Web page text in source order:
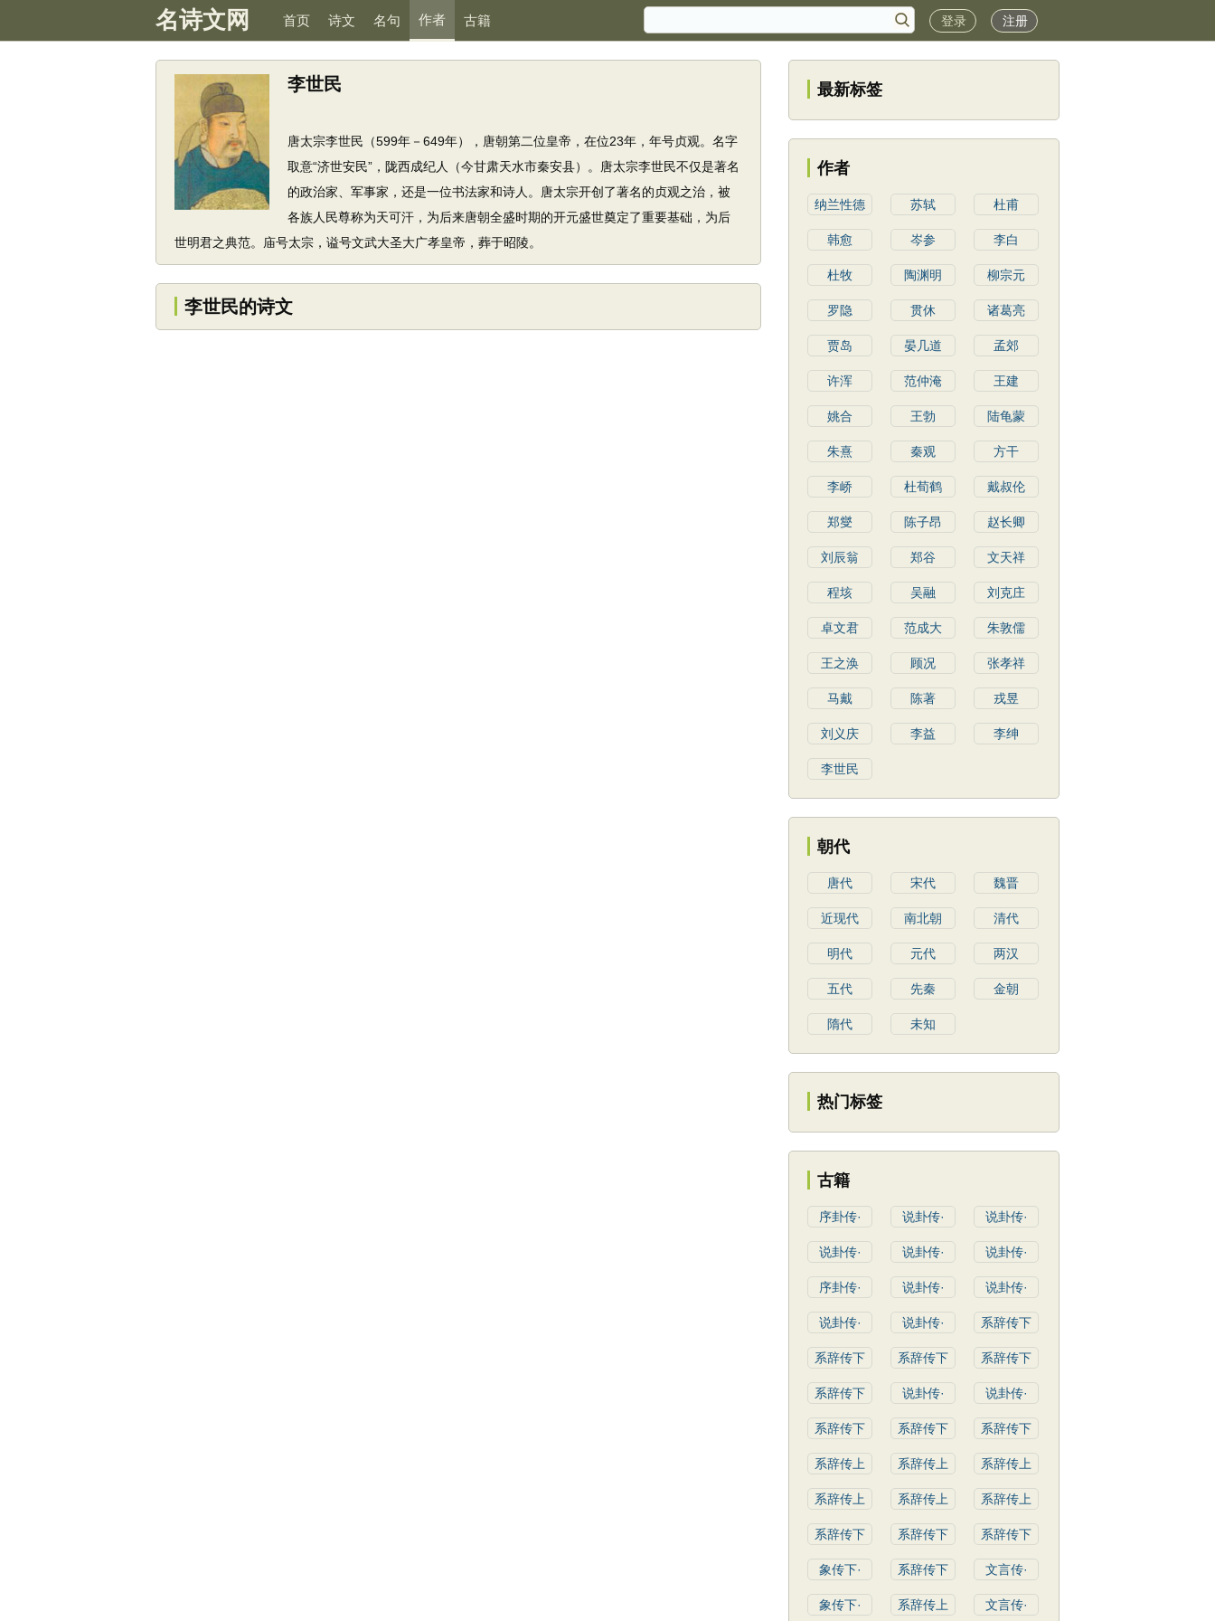
名诗文网 首页 诗文 名句 作者 古籍 登录 注册
李世民
唐太宗李世民（599年－649年），唐朝第二位皇帝，在位23年，年号贞观。名字
取意“济世安民”，陇西成纪人（今甘肃天水市秦安县）。唐太宗李世民不仅是著名
的政治家、军事家，还是一位书法家和诗人。唐太宗开创了著名的贞观之治，被
各族人民尊称为天可汗，为后来唐朝全盛时期的开元盛世奠定了重要基础，为后
世明君之典范。庙号太宗，谥号文武大圣大广孝皇帝，葬于昭陵。
李世民的诗文
最新标签
作者
纳兰性德 苏轼 杜甫
韩愈 岑参 李白
杜牧 陶渊明 柳宗元
罗隐 贯休 诸葛亮
贾岛 晏几道 孟郊
许浑 范仲淹 王建
姚合 王勃 陆龟蒙
朱熹 秦观 方干
李峤 杜荀鹤 戴叔伦
郑燮 陈子昂 赵长卿
刘辰翁 郑谷 文天祥
程垓 吴融 刘克庄
卓文君 范成大 朱敦儒
王之涣 顾况 张孝祥
马戴 陈著 戎昱
刘义庆 李益 李绅
李世民
朝代
唐代 宋代 魏晋
近现代 南北朝 清代
明代 元代 两汉
五代 先秦 金朝
隋代 未知
热门标签
古籍
序卦传· 说卦传· 说卦传·
说卦传· 说卦传· 说卦传·
序卦传· 说卦传· 说卦传·
说卦传· 说卦传· 系辞传下
系辞传下 系辞传下 系辞传下
系辞传下 说卦传· 说卦传·
系辞传下 系辞传下 系辞传下
系辞传上 系辞传上 系辞传上
系辞传上 系辞传上 系辞传上
系辞传下 系辞传下 系辞传下
象传下· 系辞传下 文言传·
象传下· 系辞传上 文言传·